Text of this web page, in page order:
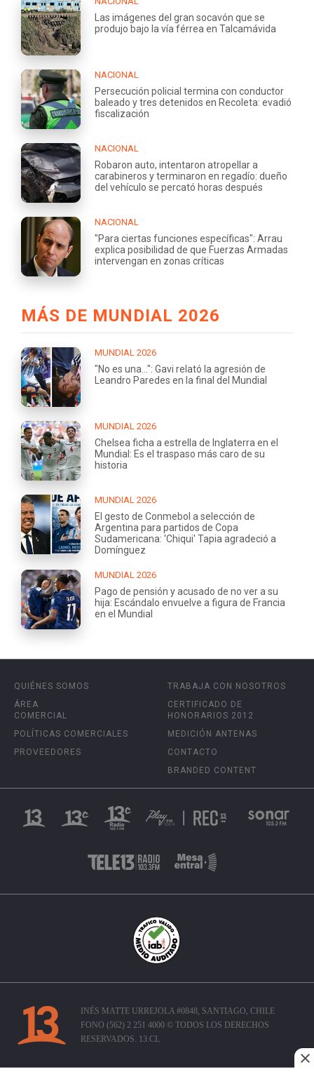
Las imágenes del gran socavón que se
produjo bajo la vía férrea en Talcamávida
NACIONAL
Persecución policial termina con conductor
baleado y tres detenidos en Recoleta: evadió
fiscalización
NACIONAL
Robaron auto, intentaron atropellar a
carabineros y terminaron en regadío: dueño
del vehículo se percató horas después
NACIONAL
"Para ciertas funciones específicas": Arrau
explica posibilidad de que Fuerzas Armadas
intervengan en zonas críticas
MÁS DE MUNDIAL 2026
MUNDIAL 2026
"No es una...": Gavi relató la agresión de
Leandro Paredes en la final del Mundial
MUNDIAL 2026
Chelsea ficha a estrella de Inglaterra en el
Mundial: Es el traspaso más caro de su
historia
MUNDIAL 2026
El gesto de Conmebol a selección de
Argentina para partidos de Copa
Sudamericana: 'Chiqui' Tapia agradeció a
Domínguez
MUNDIAL 2026
Pago de pensión y acusado de no ver a su
hija: Escándalo envuelve a figura de Francia
en el Mundial
QUIÉNES SOMOS
ÁREA
COMERCIAL
POLÍTICAS COMERCIALES
PROVEEDORES
TRABAJA CON NOSOTROS
CERTIFICADO DE
HONORARIOS 2012
MEDICIÓN ANTENAS
CONTACTO
BRANDED CONTENT
INÉS MATTE URREJOLA #0848, SANTIAGO, CHILE
FONO (562) 2 251 4000 © TODOS LOS DERECHOS
RESERVADOS. 13.CL